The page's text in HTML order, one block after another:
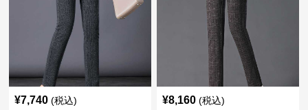
¥7,740 (税込) ¥8,160 (税込)